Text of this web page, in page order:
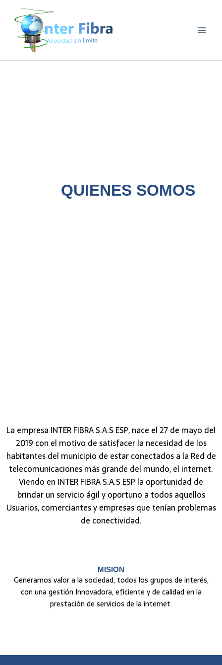
contenido
QUIENES SOMOS
La empresa INTER FIBRA S.A.S ESP, nace el 27 de mayo del
2019 con el motivo de satisfacer la necesidad de los
habitantes del municipio de estar conectados a la Red de
telecomunicaciones más grande del mundo, el internet.
Viendo en INTER FIBRA S.A.S ESP la oportunidad de
brindar un servicio ágil y oportuno a todos aquellos
Usuarios, comerciantes y empresas que tenían problemas
de conectividad.
MISION
Generamos valor a la sociedad, todos los grupos de interés,
con una gestión Innovadora, eficiente y de calidad en la
prestación de servicios de la internet.